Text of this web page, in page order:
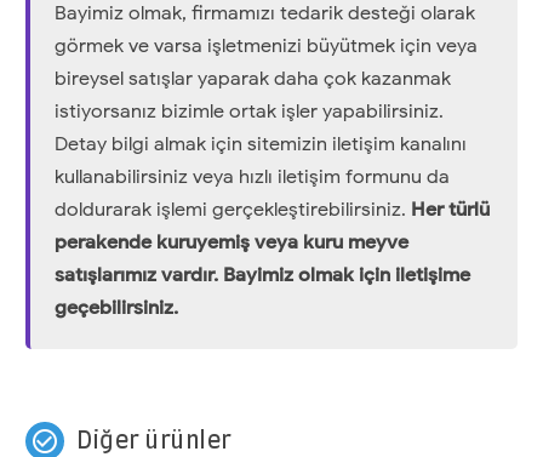
Bayimiz olmak, firmamızı tedarik desteği olarak
görmek ve varsa işletmenizi büyütmek için veya
bireysel satışlar yaparak daha çok kazanmak
istiyorsanız bizimle ortak işler yapabilirsiniz.
Detay bilgi almak için sitemizin iletişim kanalını
kullanabilirsiniz veya hızlı iletişim formunu da
doldurarak işlemi gerçekleştirebilirsiniz. Her türlü
perakende kuruyemiş veya kuru meyve
satışlarımız vardır. Bayimiz olmak için iletişime
geçebilirsiniz.
check_circle_outline Diğer ürünler